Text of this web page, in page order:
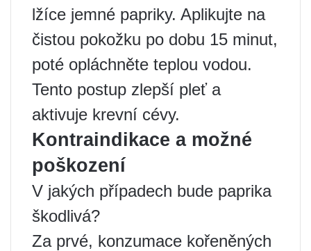
lžíce jemné papriky. Aplikujte na
čistou pokožku po dobu 15 minut,
poté opláchněte teplou vodou.
Tento postup zlepší pleť a
aktivuje krevní cévy.
Kontraindikace a možné
poškození
V jakých případech bude paprika
škodlivá?
Za prvé, konzumace kořeněných